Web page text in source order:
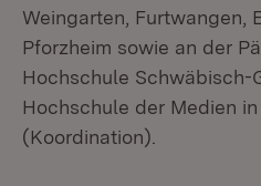
Weingarten, Furtwangen,
Pforzheim sowie an der
Hochschule Schwäbisch-
Hochschule der Medien
(Koordination).